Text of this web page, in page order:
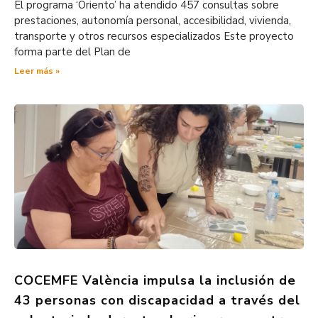
El programa ‘Oriento’ ha atendido 457 consultas sobre
prestaciones, autonomía personal, accesibilidad, vivienda,
transporte y otros recursos especializados Este proyecto
forma parte del Plan de
Leer más »
COCEMFE València impulsa la inclusión de
43 personas con discapacidad a través del